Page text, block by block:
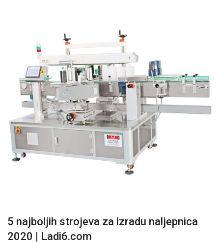
5 najboljih strojeva za izradu naljepnica
2020 | Ladi6.com